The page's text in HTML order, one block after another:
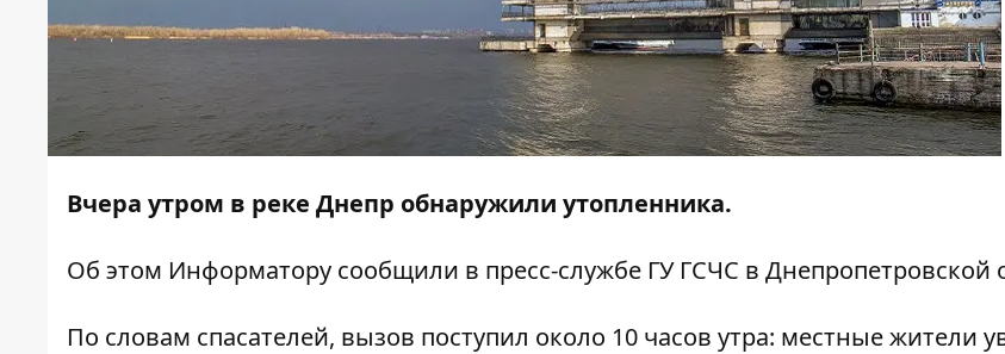
Вчера утром в реке Днепр обнаружили утопленника.
Об этом Информатору сообщили в пресс-службе ГУ ГСЧС в Днепропетровской
По словам спасателей, вызов поступил около 10 часов утра: местные жители